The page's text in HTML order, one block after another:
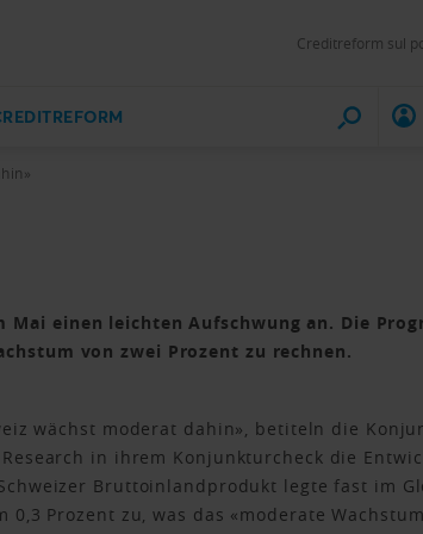
Creditreform sul
einen leichten Aufschwung an. Die
von zwei Prozent zu rechnen.
wächst moderat dahin», betiteln die
in ihrem Konjunkturcheck die
Bruttoinlandprodukt legte fast im
0,3 Prozent zu, was das «moderate